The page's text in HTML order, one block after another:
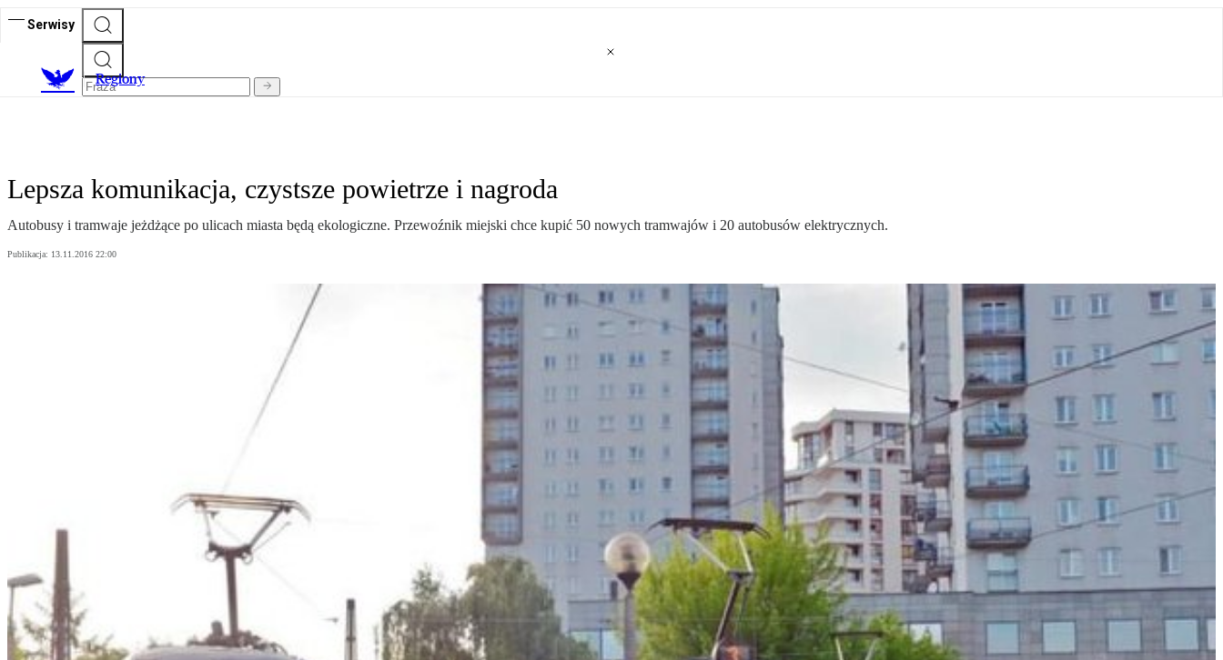
Serwisy
Regiony
Lepsza komunikacja, czystsze powietrze i nagroda
Autobusy i tramwaje jeżdżące po ulicach miasta będą ekologiczne. Przewoźnik miejski chce kupić 50 nowych tramwajów i 20 autobusów elektrycznych.
Publikacja: 13.11.2016 22:00